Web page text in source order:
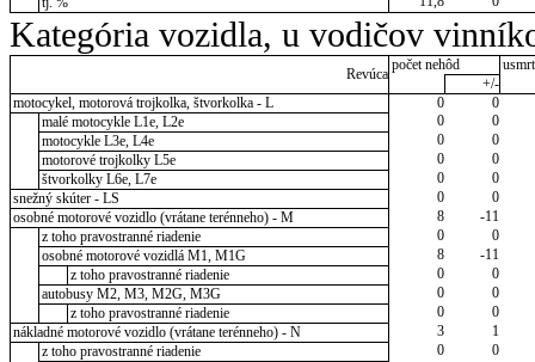
Kategória vozidla, u vodičov
Revúca
počet nehôd
+/-
motocykel, motorová trojkolka, štvorkolka - L
0
0
malé motocykle L1e, L2e
0
0
motocykle L3e, L4e
0
0
motorové trojkolky L5e
0
0
štvorkolky L6e, L7e
0
0
snežný skúter - LS
0
0
osobné motorové vozidlo (vrátane terénneho) - M
8
-11
z toho pravostranné riadenie
0
0
osobné motorové vozidlá M1, M1G
8
-11
z toho pravostranné riadenie
0
0
autobusy M2, M3, M2G, M3G
0
0
z toho pravostranné riadenie
0
0
nákladné motorové vozidlo (vrátane terénneho) - N
3
1
z toho pravostranné riadenie
0
0